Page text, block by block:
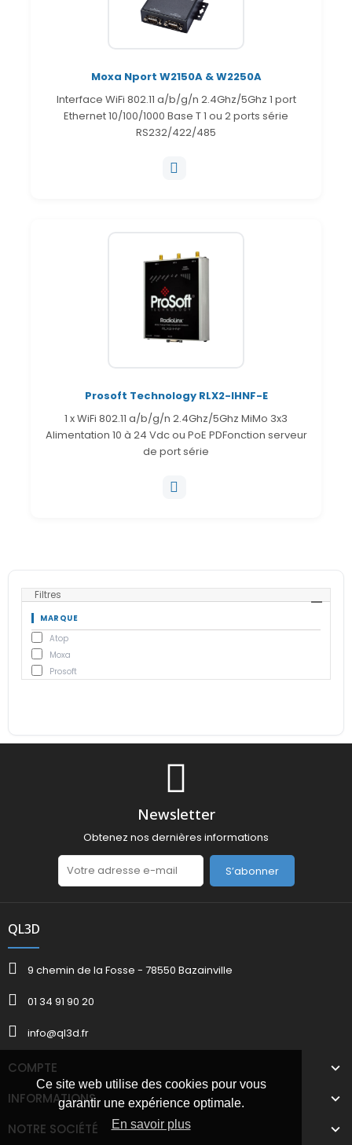
Ce site web utilise des cookies pour vous
garantir une expérience optimale.
En savoir plus
Filtres
MARQUE
Atop
Moxa
Prosoft
Moxa Nport W2150A & W2250A
Interface WiFi 802.11 a/b/g/n 2.4Ghz/5Ghz 1 port
Ethernet 10/100/1000 Base T 1 ou 2 ports série
RS232/422/485
Prosoft Technology RLX2-IHNF-E
1 x WiFi 802.11 a/b/g/n 2.4Ghz/5Ghz MiMo 3x3
Alimentation 10 à 24 Vdc ou PoE PDFonction serveur
de port série
Newsletter
Obtenez nos dernières informations
S’abonner
QL3D
9 chemin de la Fosse - 78550 Bazainville
01 34 91 90 20
info@ql3d.fr
COMPTE
INFORMATIONS
NOTRE SOCIÉTÉ